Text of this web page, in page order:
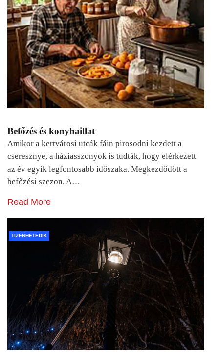
Befőzés és konyhaillat
Amikor a kertvárosi utcák fáin pirosodni kezdett a
cseresznye, a háziasszonyok is tudták, hogy elérkezett
az év egyik legfontosabb időszaka. Megkezdődött a
befőzési szezon. A…
Read More
TIZENHETEDIK